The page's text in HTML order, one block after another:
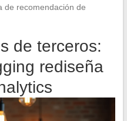
de recomendación de
de terceros:
rediseña